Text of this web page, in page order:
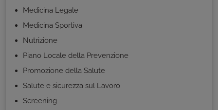
Medicina Legale
Medicina Sportiva
Nutrizione
Piano Locale della Prevenzione
Promozione della Salute
Salute e sicurezza sul Lavoro
Screening